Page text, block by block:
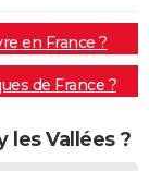
en France ?
de France ?
les Vallées ?